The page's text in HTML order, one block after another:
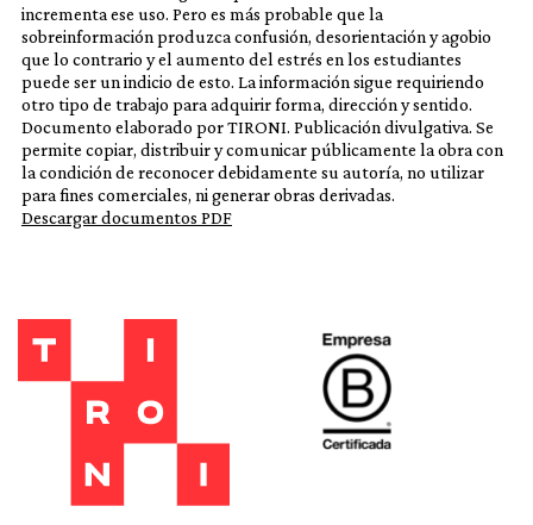
incrementa ese uso. Pero es más probable que la
sobreinformación produzca confusión, desorientación y agobio
que lo contrario y el aumento del estrés en los estudiantes
puede ser un indicio de esto. La información sigue requiriendo
otro tipo de trabajo para adquirir forma, dirección y sentido.
Documento elaborado por TIRONI. Publicación divulgativa. Se
permite copiar, distribuir y comunicar públicamente la obra con
la condición de reconocer debidamente su autoría, no utilizar
para fines comerciales, ni generar obras derivadas.
Descargar documentos PDF